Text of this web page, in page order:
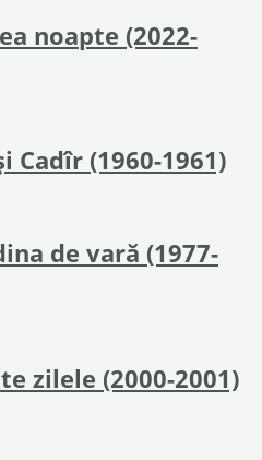
noapte (2022-
Cadîr (1960-1961)
de vară (1977-
zilele (2000-2001)